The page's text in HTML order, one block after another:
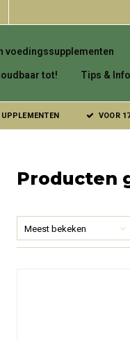
voedingssupplementen
tot! Tips &
VOOR
Producten
Meest bekeken